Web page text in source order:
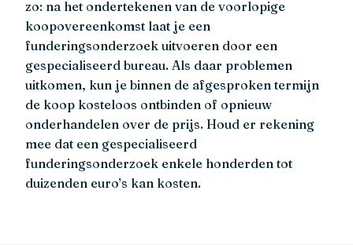
zo: na het ondertekenen van de voorlopige
koopovereenkomst laat je een
funderingsonderzoek uitvoeren door een
gespecialiseerd bureau. Als daar problemen
uitkomen, kun je binnen de afgesproken termijn
de koop kosteloos ontbinden of opnieuw
onderhandelen over de prijs. Houd er rekening
mee dat een gespecialiseerd
funderingsonderzoek enkele honderden tot
duizenden euro’s kan kosten.